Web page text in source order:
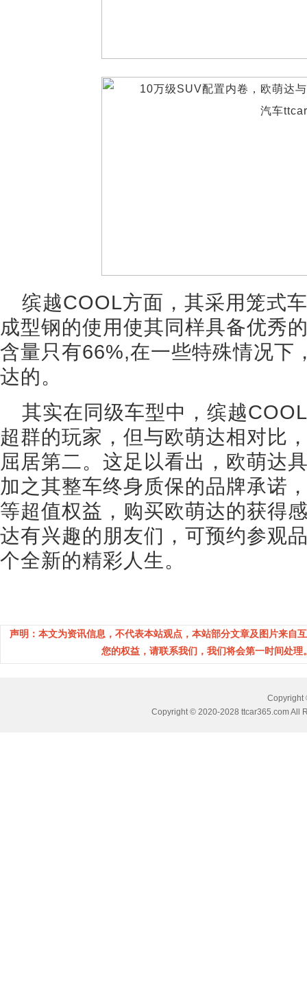
缤越COOL方面，其采用笼式
成型钢的使用使其同样具备优秀
含量只有66%,在一些特殊情况下
达的。
其实在同级车型中，缤越
超群的玩家，但与欧萌达相对比
屈居第二。这足以看出，欧萌达
加之其整车终身质保的品牌承诺
等超值权益，购买欧萌达的获得
达有兴趣的朋友们，可预约参观
个全新的精彩人生。
声明：本文为资讯信息，不代表本站观点，本站部分文章及图片来自
您的权益，请联系我们，我们将会第一时间处
Copyright
Copyright © 2020-2028 ttcar365.com All